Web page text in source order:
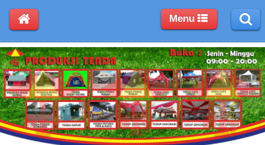
Menu